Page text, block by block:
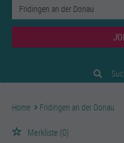
Home Fridingen an der Donau
Merkliste (0)